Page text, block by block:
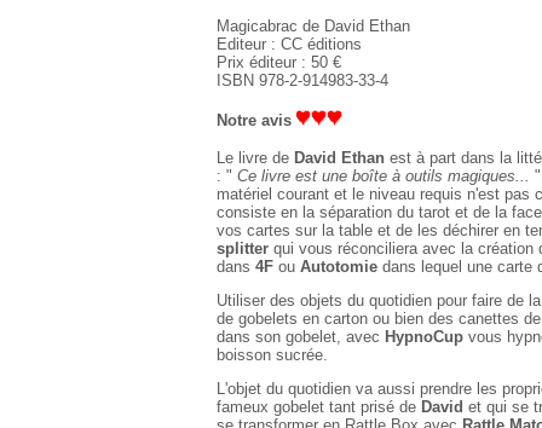
Magicabrac de David Ethan
Editeur : CC éditions
Prix éditeur : 50 €
ISBN 978-2-914983-33-4
Notre avis
Le livre de David Ethan est à part dans la
: " Ce livre est une boîte à outils magiques...
matériel courant et le niveau requis n'est pas
consiste en la séparation du tarot et de la
vos cartes sur la table et de les déchirer en
splitter qui vous réconciliera avec la
dans 4F ou Autotomie dans lequel une carte
Utiliser des objets du quotidien pour faire de
de gobelets en carton ou bien des canettes
dans son gobelet, avec HypnoCup vous
boisson sucrée.
L'objet du quotidien va aussi prendre les
fameux gobelet tant prisé de David et qui se